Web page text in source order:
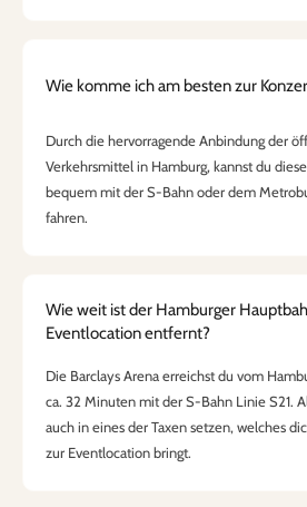
Wie komme ich am besten zur
Durch die hervorragende Anbindung der
Verkehrsmittel in Hamburg, kannst du
bequem mit der S-Bahn oder dem
fahren.
Wie weit ist der Hamburger
Eventlocation entfernt?
Die Barclays Arena erreichst du vom
ca. 32 Minuten mit der S-Bahn Linie S21.
auch in eines der Taxen setzen, welches
zur Eventlocation bringt.